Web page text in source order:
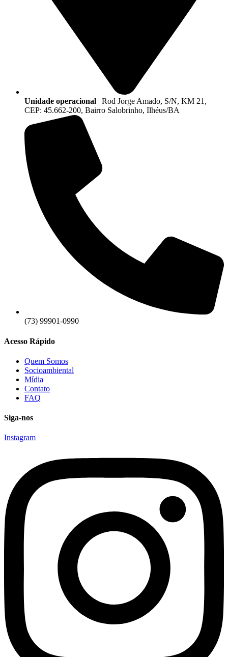
Unidade operacional | Rod Jorge Amado, S/N, KM 21,
CEP: 45.662-200, Bairro Salobrinho, Ilhéus/BA
(73) 99901-0990
Acesso Rápido
Quem Somos
Socioambiental
Mídia
Contato
FAQ
Siga-nos
Instagram